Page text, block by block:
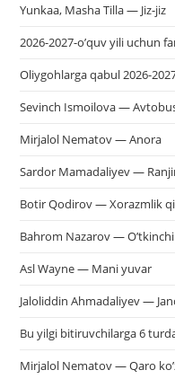
Yunkaa, Masha Tilla — Jiz-jiz
2026-2027-o’quv yili uchun
Oliygohlarga qabul 2026-
Sevinch Ismoilova —
Mirjalol Nematov — Anora
Sardor Mamadaliyev —
Botir Qodirov — Xorazmlik
Bahrom Nazarov —
Asl Wayne — Mani yuvar
Jaloliddin Ahmadaliyev —
Bu yilgi bitiruvchilarga 6
Mirjalol Nematov — Qaro